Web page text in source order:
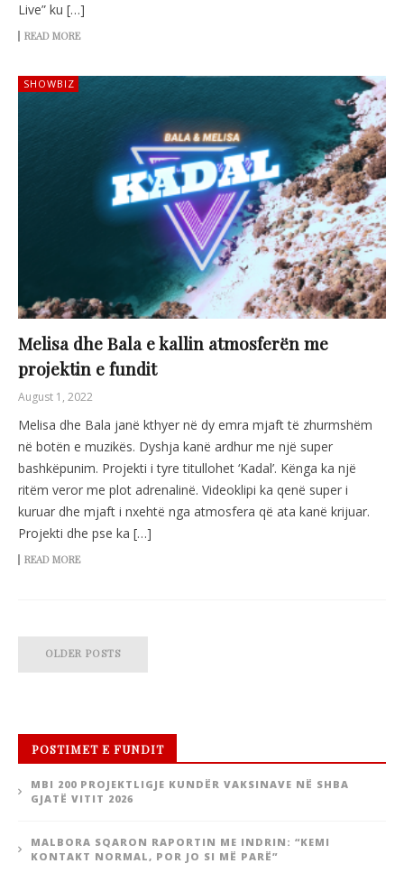
Live” ku […]
READ MORE
SHOWBIZ
Melisa dhe Bala e kallin atmosferën me
projektin e fundit
August 1, 2022
Melisa dhe Bala janë kthyer në dy emra mjaft të zhurmshëm
në botën e muzikës. Dyshja kanë ardhur me një super
bashkëpunim. Projekti i tyre titullohet ‘Kadal’. Kënga ka një
ritëm veror me plot adrenalinë. Videoklipi ka qenë super i
kuruar dhe mjaft i nxehtë nga atmosfera që ata kanë krijuar.
Projekti dhe pse ka […]
READ MORE
OLDER POSTS
POSTIMET E FUNDIT
MBI 200 PROJEKTLIGJE KUNDËR VAKSINAVE NË SHBA
GJATË VITIT 2026
MALBORA SQARON RAPORTIN ME INDRIN: “KEMI
KONTAKT NORMAL, POR JO SI MË PARË”